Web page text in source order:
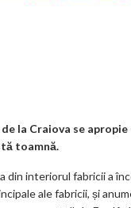
la Craiova se
toamnă.
din interiorul fabricii a
ale fabricii, și